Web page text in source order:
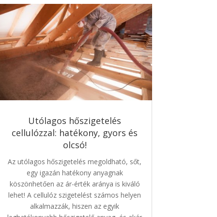
Utólagos hőszigetelés
cellulózzal: hatékony, gyors és
olcsó!
Az utólagos hőszigetelés megoldható, sőt,
egy igazán hatékony anyagnak
köszönhetően az ár-érték aránya is kiváló
lehet! A cellulóz szigetelést számos helyen
alkalmazzák, hiszen az egyik